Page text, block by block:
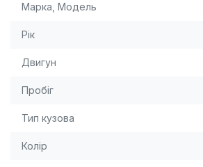
Марка, Модель
Рік
Двигун
Пробіг
Тип кузова
Колір